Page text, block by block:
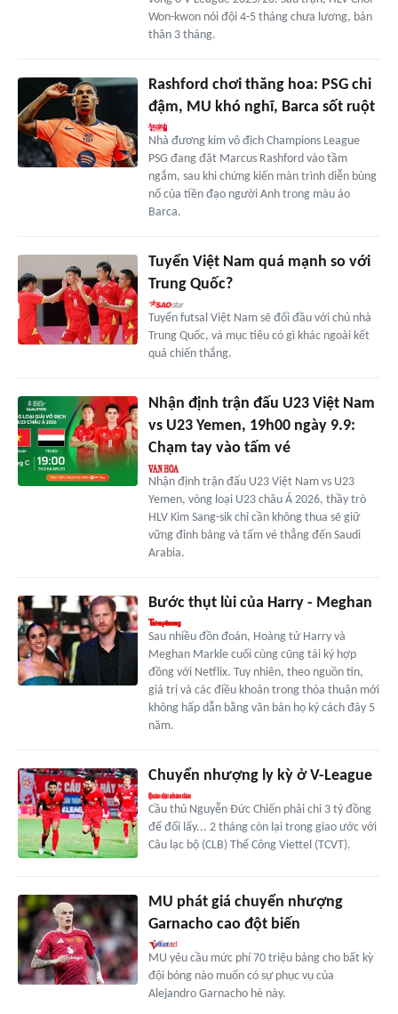
Won-kwon nói đội 4-5 tháng chưa lương, bản
thân 3 tháng.
Rashford chơi thăng hoa: PSG chi
đậm, MU khó nghĩ, Barca sốt ruột
Nhà đương kim vô địch Champions League
PSG đang đặt Marcus Rashford vào tầm
ngắm, sau khi chứng kiến màn trình diễn bùng
nổ của tiền đạo người Anh trong màu áo
Barca.
Tuyển Việt Nam quá mạnh so với
Trung Quốc?
Tuyển futsal Việt Nam sẽ đối đầu với chủ nhà
Trung Quốc, và mục tiêu có gì khác ngoài kết
quả chiến thắng.
Nhận định trận đấu U23 Việt Nam
vs U23 Yemen, 19h00 ngày 9.9:
Chạm tay vào tấm vé
Nhận định trận đấu U23 Việt Nam vs U23
Yemen, vòng loại U23 châu Á 2026, thầy trò
HLV Kim Sang-sik chỉ cần không thua sẽ giữ
vững đỉnh bảng và tấm vé thẳng đến Saudi
Arabia.
Bước thụt lùi của Harry - Meghan
Sau nhiều đồn đoán, Hoàng tử Harry và
Meghan Markle cuối cùng cũng tái ký hợp
đồng với Netflix. Tuy nhiên, theo nguồn tin,
giá trị và các điều khoản trong thỏa thuận mới
không hấp dẫn bằng văn bản họ ký cách đây 5
năm.
Chuyển nhượng ly kỳ ở V-League
Cầu thủ Nguyễn Đức Chiến phải chi 3 tỷ đồng
để đổi lấy... 2 tháng còn lại trong giao ước với
Câu lạc bộ (CLB) Thể Công Viettel (TCVT).
MU phát giá chuyển nhượng
Garnacho cao đột biến
MU yêu cầu mức phí 70 triệu bảng cho bất kỳ
đội bóng nào muốn có sự phục vụ của
Alejandro Garnacho hè này.